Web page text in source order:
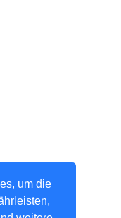
um die